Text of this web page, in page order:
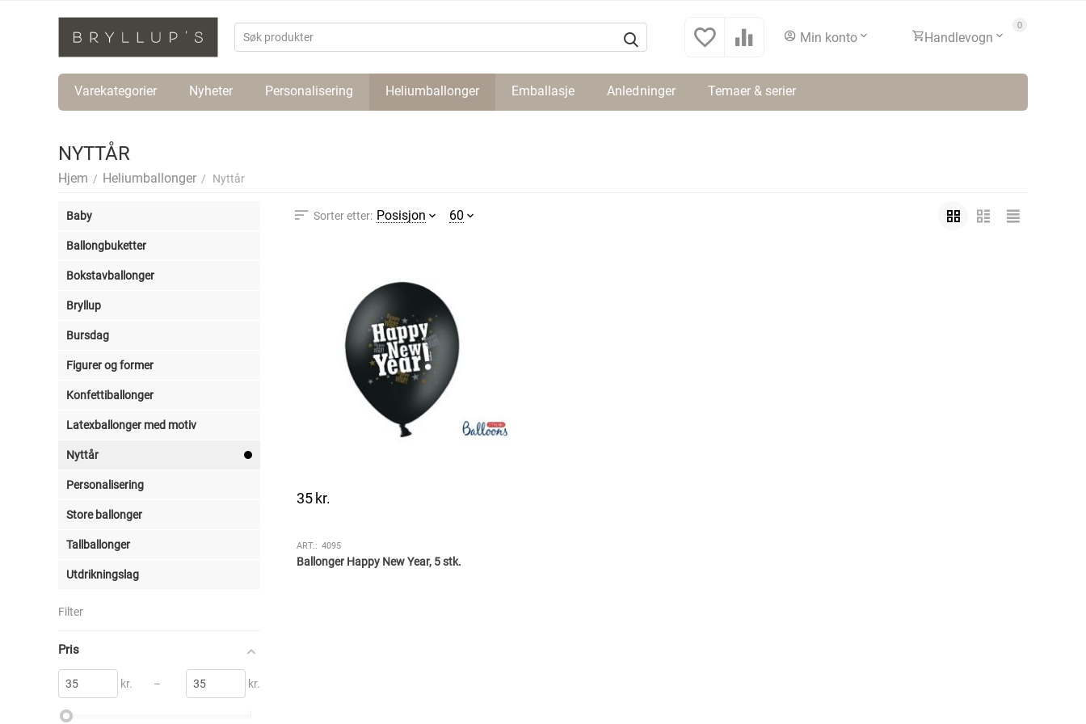
Min konto
0
Handlevogn
Varekategorier Nyheter Personalisering Heliumballonger Emballasje Anledninger Temaer & serier
NYTTÅR
Hjem / Heliumballonger / Nyttår
Sorter etter: Posisjon 60
35kr.
ART.: 4095
Ballonger Happy New Year, 5 stk.
Baby
Ballongbuketter
Bokstavballonger
Bryllup
Bursdag
Figurer og former
Konfettiballonger
Latexballonger med motiv
Nyttår
Personalisering
Store ballonger
Tallballonger
Utdrikningslag
Filter
Pris
kr. – kr.